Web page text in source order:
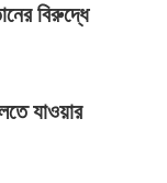
বিরুদ্ধে
যাওয়ার